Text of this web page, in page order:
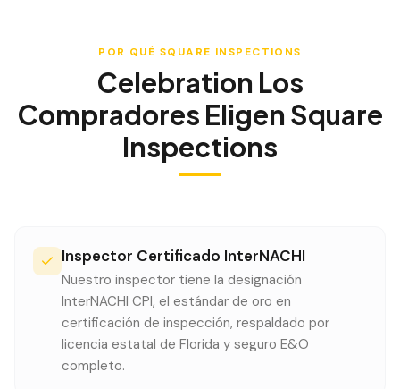
POR QUÉ SQUARE INSPECTIONS
Celebration Los
Compradores Eligen Square
Inspections
Inspector Certificado InterNACHI
Nuestro inspector tiene la designación
InterNACHI CPI, el estándar de oro en
certificación de inspección, respaldado por
licencia estatal de Florida y seguro E&O
completo.